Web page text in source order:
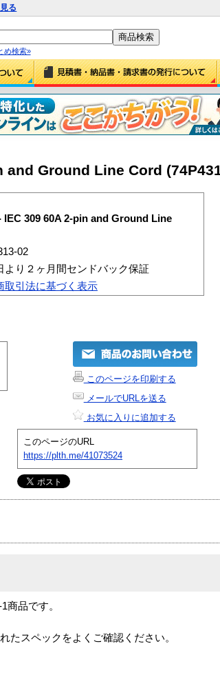
る
め検索»
and Ground Line Cord
IEC 309 60A 2-pin and Ground Line
02
より２ヶ月間センドバック保証
取引法に基づく表示
このページを印刷する
メールでURLを送る
お気に入りに追加する
このページのURL
https://plth.me/41073524
商品です。
たスペックをよくご確認ください。